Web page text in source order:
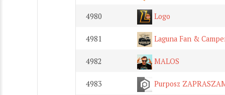
4980 Logo
4981 Laguna Fan &
4982 MALOS
4983 Purposz